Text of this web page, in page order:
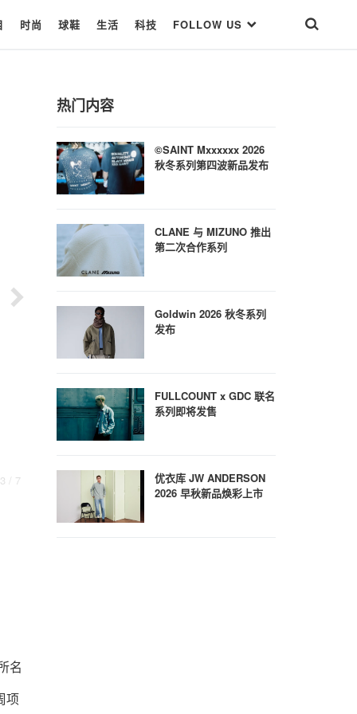
时尚 球鞋 生活 科技 FOLLOW US
3 / 7
名
项
热门内容
©SAINT Mxxxxxx 2026
秋冬系列第四波新品发布
CLANE 与 MIZUNO 推出
第二次合作系列
Goldwin 2026 秋冬系列
发布
FULLCOUNT x GDC 联名
系列即将发售
优衣库 JW ANDERSON
2026 早秋新品焕彩上市